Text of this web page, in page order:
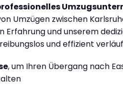
Umzügen zwischen
Erfahrung und unserem
und effizient
, um Ihren Übergang nach